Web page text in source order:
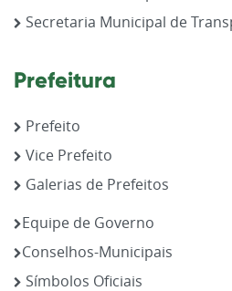
Secretaria Municipal de
Prefeitura
Prefeito
Vice Prefeito
Galerias de Prefeitos
Equipe de Governo
Conselhos-Municipais
Símbolos Oficiais